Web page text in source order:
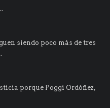
siendo poco más de tres
porque Poggi Ordóñez,